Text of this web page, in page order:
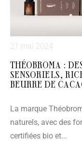
21 mai 2024
THÉOBROMA :
SENSORIELS,
BEURRE DE
La marque
naturels, avec des
certifiées bio et...